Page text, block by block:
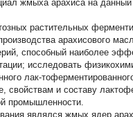
жмыха арахиса на
растительных
арахисового
способный наиболее
исследовать
лак-
свойствам и составу
промышленности.
являлся жмых ядер